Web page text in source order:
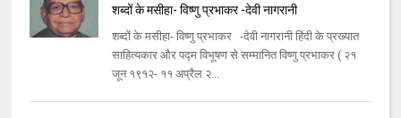
शब्दों के मसीहा- विष्णु प्रभाकर -देवी नागरानी
शब्दों के मसीहा- विष्णु प्रभाकर -देवी नागरानी हिंदी के प्रख्यात
साहित्यकार और पद्म विभूषण से सम्मानित विष्णु प्रभाकर ( २१
जून १९१२- ११ अप्रैल २...